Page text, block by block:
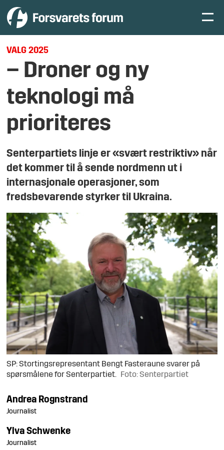
VALG 2025
– Droner og ny
teknologi må
prioriteres
Senterpartiets linje er «svært restriktiv» når
det kommer til å sende nordmenn ut i
internasjonale operasjoner, som
fredsbevarende styrker til Ukraina.
SP: Stortingsrepresentant Bengt Fasteraune svarer på
spørsmålene for Senterpartiet.
Foto: Senterpartiet
Andrea Rognstrand
Journalist
Ylva Schwenke
Journalist